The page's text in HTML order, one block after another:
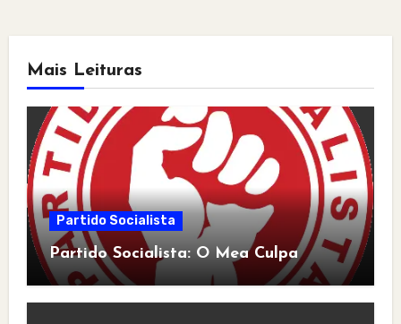
Mais Leituras
Partido Socialista
Partido Socialista: O Mea Culpa